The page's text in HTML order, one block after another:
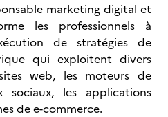
marketing digital et
les professionnels à
de stratégies de
qui exploitent divers
web, les moteurs de
sociaux, les applications
de e-commerce.